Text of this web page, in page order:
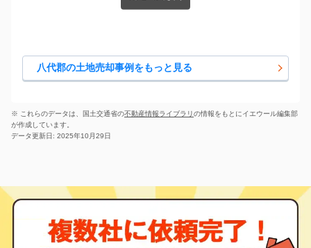
八代郡の土地売却事例をもっと見る
※ これらのデータは、国土交通省の不動産情報ライブラリの情報をもとにイエウール編集部
が作成しています。
データ更新日: 2025年10月29日